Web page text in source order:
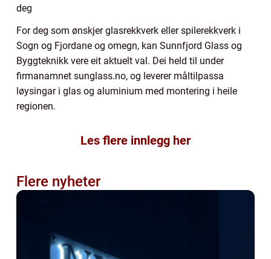
deg
For deg som ønskjer glasrekkverk eller spilerekkverk i
Sogn og Fjordane og omegn, kan Sunnfjord Glass og
Byggteknikk vere eit aktuelt val. Dei held til under
firmanamnet sunglass.no, og leverer måltilpassa
løysingar i glas og aluminium med montering i heile
regionen.
Les flere innlegg her
Flere nyheter